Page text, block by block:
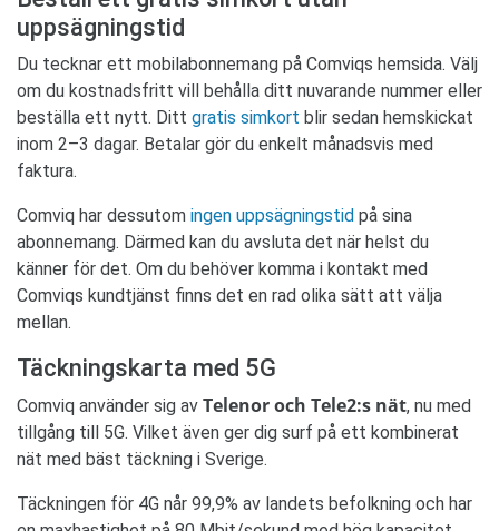
uppsägningstid
Du tecknar ett mobilabonnemang på Comviqs hemsida. Välj
om du kostnadsfritt vill behålla ditt nuvarande nummer eller
beställa ett nytt. Ditt gratis simkort blir sedan hemskickat
inom 2–3 dagar. Betalar gör du enkelt månadsvis med
faktura.
Comviq har dessutom ingen uppsägningstid på sina
abonnemang. Därmed kan du avsluta det när helst du
känner för det. Om du behöver komma i kontakt med
Comviqs kundtjänst finns det en rad olika sätt att välja
mellan.
Täckningskarta med 5G
Comviq använder sig av Telenor och Tele2:s nät, nu med
tillgång till 5G. Vilket även ger dig surf på ett kombinerat
nät med bäst täckning i Sverige.
Täckningen för 4G når 99,9% av landets befolkning och har